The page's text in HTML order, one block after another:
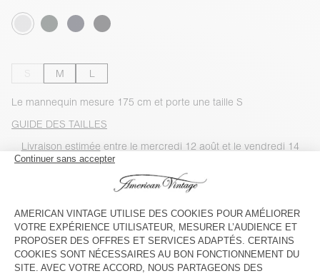
M L
Le mannequin mesure 175 cm et porte une taille S
GUIDE DES TAILLES
Livraison estimée entre le mercredi 12 août et le vendredi 14
AJOUTER AU PANIER
VOIR LA DISPONIBILITE EN MAGASIN
VOIR LE LOOK